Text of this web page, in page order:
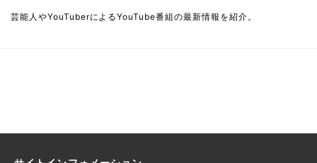
芸能人やYouTuberによるYouTube番組の最新情報を紹介。